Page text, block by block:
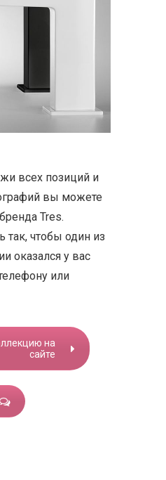
всех позиций и
вы можете
Tres.
так, чтобы один из
оказался у вас
или
на
сайте